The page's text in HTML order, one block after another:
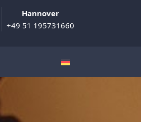
Hannover
+49 51 195731660